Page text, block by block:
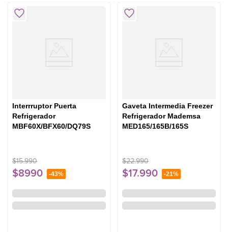
Interrruptor Puerta
Refrigerador
MBF60X/BFX60/DQ79S
$15.990
$8990 -43%
Gaveta Intermedia Freezer
Refrigerador Mademsa
MED165/165B/165S
$22.990
$17.990 -21%